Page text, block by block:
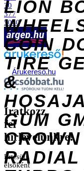
LION
COIN
TIRE
&
HOSAJA
GUM
CROWN
RADIAL
30
377
5040
Árukereső.hu
Iratkozz
fel
hírlevelünkre!
Értesülj
elsőként